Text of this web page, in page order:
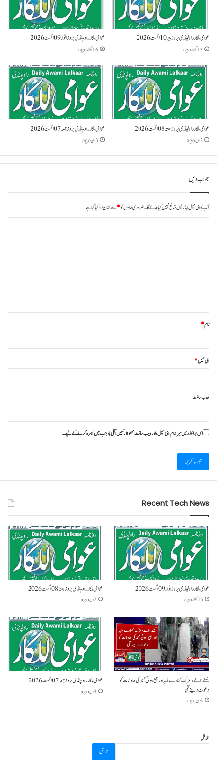
عوامی للکار راولپنڈی بروز پیر 10 اگست 2026
13 گھنٹے ago
عوامی للکار راولپنڈی بروز اتوار 09 اگست 2026
16 گھنٹے ago
عوامی للکار راولپنڈی بروز ہفتہ 08 اگست 2026
2 دن ago
عوامی للکار راولپنڈی بروز جمعہ 07 اگست 2026
3 دن ago
جواب دیں
آپ کا ای میل ایڈریس شائع نہیں کیا جائے گا۔ضروری خانوں کو*سے نشان زد کیا گیا ہے
نام*
ای میل*
ویب‌ سائٹ
اس براؤزر میں میرا نام، ای میل، اور ویب سائٹ محفوظ رکھیں اگلی بار جب میں تبصرہ کرنے کےلیے۔
Recent Tech News
عوامی للکار راولپنڈی بروز اتوار 09 اگست 2026
16 گھنٹے ago
عوامی للکار راولپنڈی بروز ہفتہ 08 اگست 2026
2 دن ago
کھلے نالے،سڑک کنارے ملبہ اور جمع ہوتی گندگی حادثات کو
دعوت دینے لگی
3 دن ago
عوامی للکار راولپنڈی بروز جمعہ 07 اگست 2026
3 دن ago
تلاش
تلاش